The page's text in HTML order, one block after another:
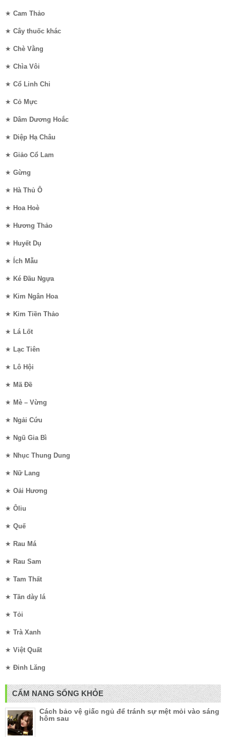
★ Cam Thảo
★ Cây thuốc khác
★ Chè Vằng
★ Chìa Vôi
★ Cổ Linh Chi
★ Cỏ Mực
★ Dâm Dương Hoắc
★ Diệp Hạ Châu
★ Giảo Cổ Lam
★ Gừng
★ Hà Thủ Ô
★ Hoa Hoè
★ Hương Thảo
★ Huyết Dụ
★ Ích Mẫu
★ Ké Đầu Ngựa
★ Kim Ngân Hoa
★ Kim Tiền Thảo
★ Lá Lốt
★ Lạc Tiên
★ Lô Hội
★ Mã Đề
★ Mè – Vừng
★ Ngải Cứu
★ Ngũ Gia Bì
★ Nhục Thung Dung
★ Nữ Lang
★ Oải Hương
★ Ôliu
★ Quế
★ Rau Má
★ Rau Sam
★ Tam Thất
★ Tần dày lá
★ Tỏi
★ Trà Xanh
★ Việt Quất
★ Đinh Lăng
CẨM NANG SỐNG KHỎE
Cách bảo vệ giấc ngủ để tránh sự mệt mỏi vào sáng
hôm sau